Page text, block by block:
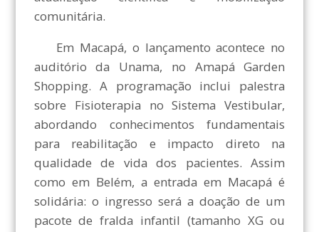
comunitária.
Em Macapá, o lançamento acontece no
auditório da Unama, no Amapá Garden
Shopping. A programação inclui palestra
sobre Fisioterapia no Sistema Vestibular,
abordando conhecimentos fundamentais
para reabilitação e impacto direto na
qualidade de vida dos pacientes. Assim
como em Belém, a entrada em Macapá é
solidária: o ingresso será a doação de um
pacote de fralda infantil (tamanho XG ou